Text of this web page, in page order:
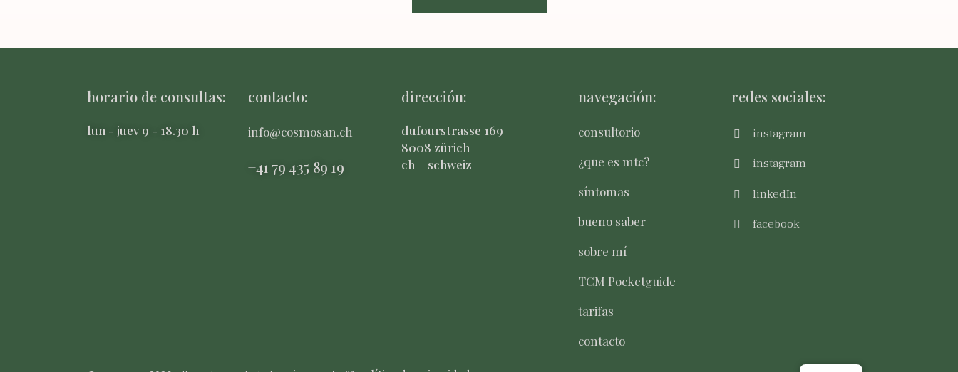
horario de consultas:
lun - juev 9 - 18.30 h
contacto:
info@cosmosan.ch
+41 79 435 89 19
dirección:
dufourstrasse 169
8008 zürich
ch – schweiz
navegación:
consultorio
¿que es mtc?
síntomas
bueno saber
sobre mí
TCM Pocketguide
tarifas
contacto
redes sociales:
instagram
instagram
linkedIn
facebook